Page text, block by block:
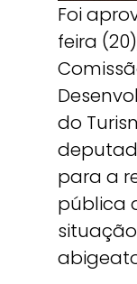
Foi
feira
do
para a
pública